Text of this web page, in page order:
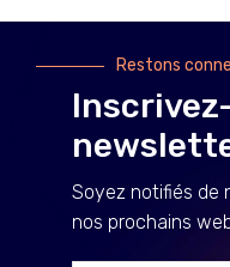
Restons
Soyez notifiés de
nos prochains